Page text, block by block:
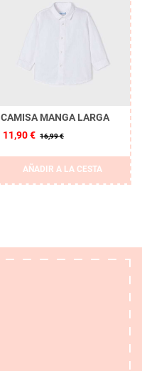
CAMISA MANGA LARGA
11,90 € 16,99 €
AÑADIR A LA CESTA